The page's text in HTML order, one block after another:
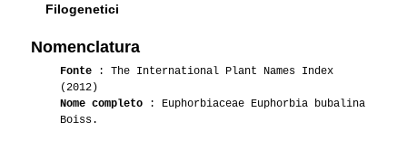
Filogenetici
Nomenclatura
Fonte : The International Plant Names Index
(2012)
Nome completo : Euphorbiaceae Euphorbia bubalina
Boiss.